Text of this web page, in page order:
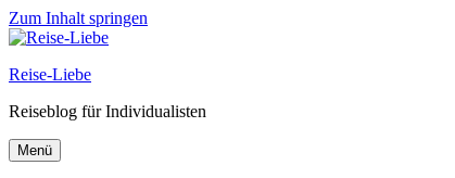
Zum Inhalt springen
Reise-Liebe
Reiseblog für Individualisten
Menü